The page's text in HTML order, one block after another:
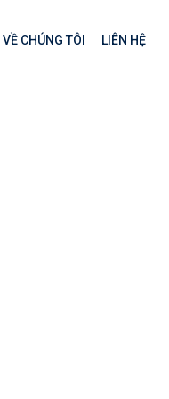
VỀ CHÚNG TÔI LIÊN HỆ